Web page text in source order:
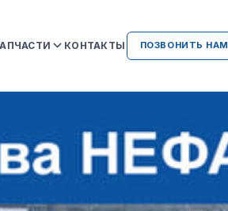
И
ВОЗМОЖНЫЕ НЕИСПРАВНОСТИ
ДВИГАТЕЛЕЙ ПРИ
ИСПОЛЬЗОВАНИИ
НЕОРИГИНАЛЬНЫХ ЗАПЧАСТЕЙ
КОНТАКТЫ ПОЗВОНИТЬ НАМ